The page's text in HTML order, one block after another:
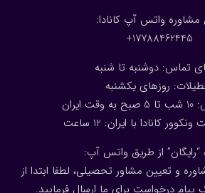
مشاوره واتس آپ کانادا:
17788462445+
تماس: دوشنبه تا شنبه
روزهای یکشنبه
کانادا با ایران: 1 2 ساعت
“رایگان” از طریق واتس آپ:
و تعیین مشاور تحصیلی، لطفا ابتدا از
درخواست برای ما ارسال فرمایید.